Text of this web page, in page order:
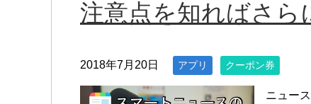
注意点を知ればさら
2018年7月20日 アプリ クーポン券
ニュー